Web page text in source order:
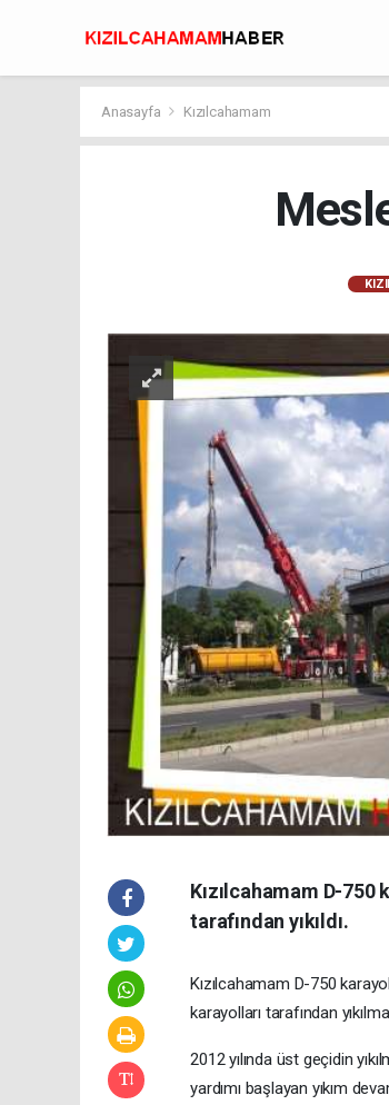
Anasayfa Kızılcahamam
Kızılcahamam D-
tarafından yıkıldı.
Kızılcahamam D-750
karayolları tarafından
2012 yılında üst geçidin
yardımı başlayan yıkım